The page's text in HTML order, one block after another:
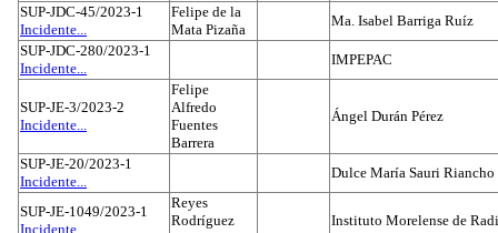
SUP-JDC-45/2023-1
Incidente...
Felipe de la
Mata Pizaña
Ma. Isabel Barriga Ruíz
SUP-JDC-280/2023-1
Incidente...
IMPEPAC
SUP-JE-3/2023-2
Incidente...
Felipe
Alfredo
Fuentes
Barrera
Ángel Durán Pérez
SUP-JE-20/2023-1
Incidente...
Dulce María Sauri
SUP-JE-1049/2023-1
Incidente...
Reyes
Rodríguez
Instituto Morelense de